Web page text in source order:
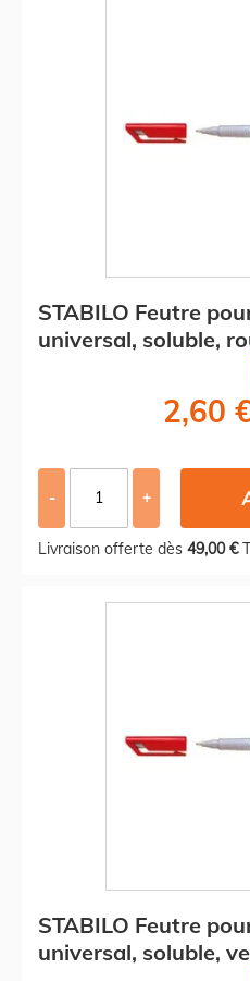
STABILO Feutre
universal, soluble,
2,60
- +
Livraison offerte dès 49,00 €
STABILO Feutre
universal, soluble,